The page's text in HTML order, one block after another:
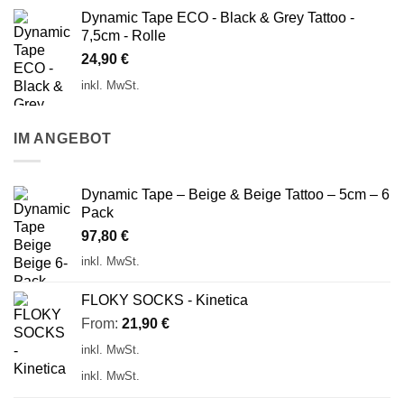
Dynamic Tape ECO - Black & Grey Tattoo -
7,5cm - Rolle
24,90 €
inkl. MwSt.
IM ANGEBOT
Dynamic Tape – Beige & Beige Tattoo – 5cm – 6
Pack
97,80 €
inkl. MwSt.
FLOKY SOCKS - Kinetica
From: 21,90 €
inkl. MwSt.
inkl. MwSt.